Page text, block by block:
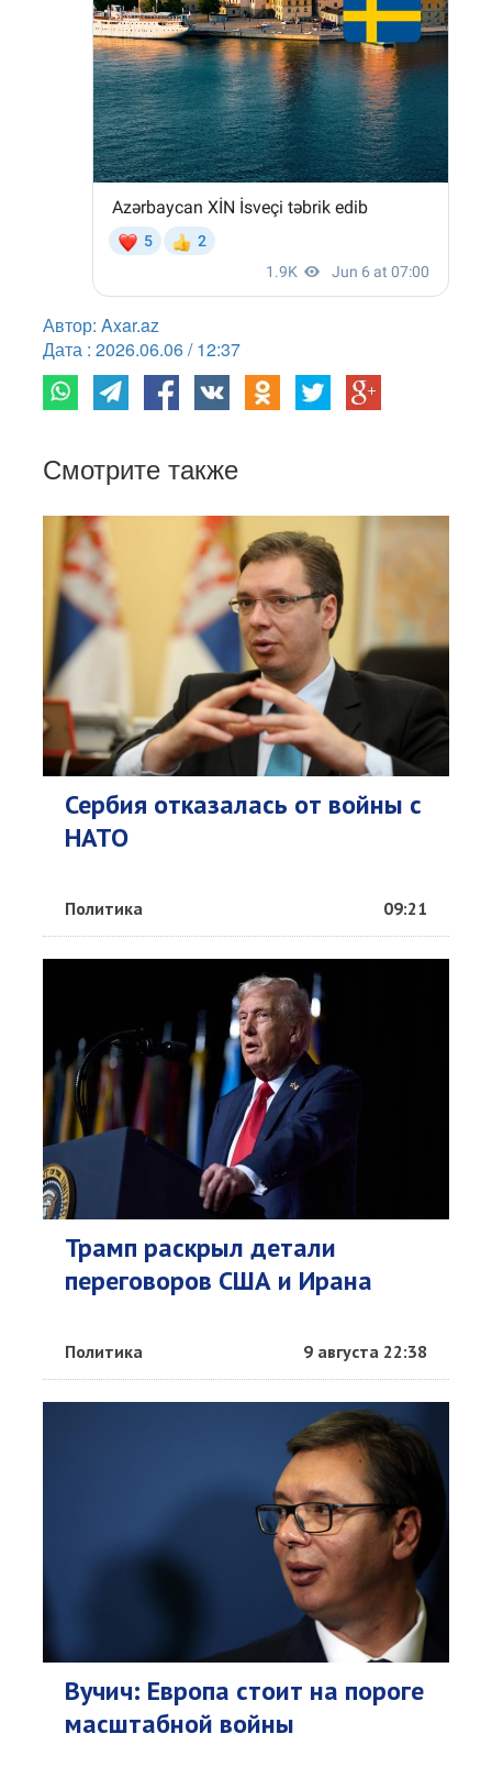
Автор: Axar.az
Дата : 2026.06.06 / 12:37
Смотрите также
Сербия отказалась от войны с
НАТО
Политика 09:21
Трамп раскрыл детали
переговоров США и Ирана
Политика 9 августа 22:38
Вучич: Европа стоит на пороге
масштабной войны